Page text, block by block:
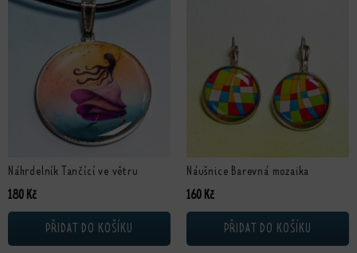
Náhrdelník Tančící ve větru
180 Kč
PŘIDAT DO KOŠÍKU
Náušnice Barevná mozaika
160 Kč
PŘIDAT DO KOŠÍKU